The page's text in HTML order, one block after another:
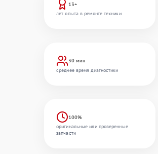
13+
лет опыта в ремонте техники
30 мин
среднее время диагностики
100%
оригинальные или проверенные
запчасти